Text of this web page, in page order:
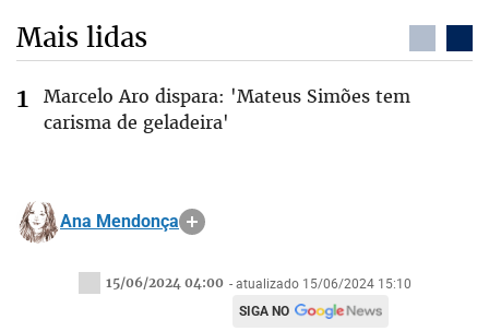
Mais lidas
Marcelo Aro dispara: 'Mateus Simões tem
carisma de geladeira'
Ana Mendonça
15/06/2024 04:00 - atualizado 15/06/2024 15:10
SIGA NO